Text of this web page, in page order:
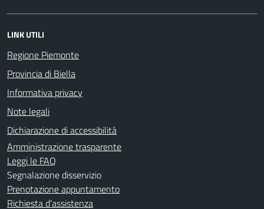
LINK UTILI
Regione Piemonte
Provincia di Biella
Informativa privacy
Note legali
Dichiarazione di accessibilità
Amministrazione trasparente
Leggi le FAQ
Segnalazione disservizio
Prenotazione appuntamento
Richiesta d'assistenza